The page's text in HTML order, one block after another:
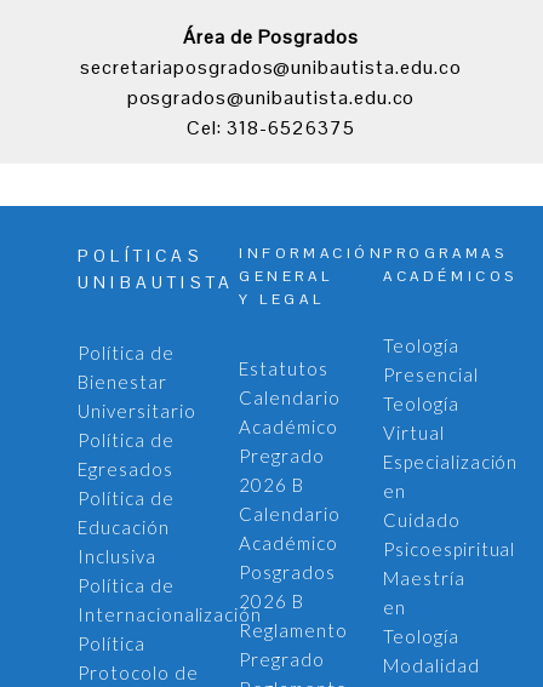
Área de Posgrados
secretariaposgrados@unibautista.edu.co
posgrados@unibautista.edu.co
Cel: 318-6526375
POLÍTICAS
UNIBAUTISTA
Política de
Bienestar
Universitario
Política de
Egresados
Política de
Educación
Inclusiva
Política de
Internacionalización
Política
Protocolo de
INFORMACIÓN
GENERAL
Y LEGAL
Estatutos
Calendario
Académico
Pregrado
2026 B
Calendario
Académico
Posgrados
2026 B
Reglamento
Pregrado
PROGRAMAS
ACADÉMICOS
Teología
Presencial
Teología
Virtual
Especialización
en
Cuidado
Psicoespiritual
Maestría
en
Teología
Modalidad